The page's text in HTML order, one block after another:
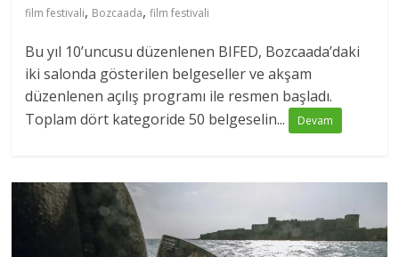
film festivali, Bozcaada,film festivali
Bu yıl 10’uncusu düzenlenen BIFED, Bozcaada’daki
iki salonda gösterilen belgeseller ve akşam
düzenlenen açılış programı ile resmen başladı.
Toplam dört kategoride 50 belgeselin...
Devam